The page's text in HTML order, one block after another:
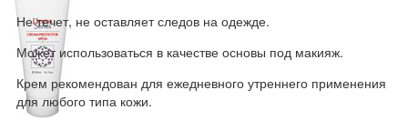
Не течет, не оставляет следов на одежде.
Может использоваться в качестве основы под макияж.
Крем рекомендован для ежедневного утреннего применения
для любого типа кожи.